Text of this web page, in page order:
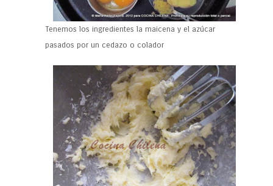
Tenemos los ingredientes la maicena y el azúcar
pasados por un cedazo o colador